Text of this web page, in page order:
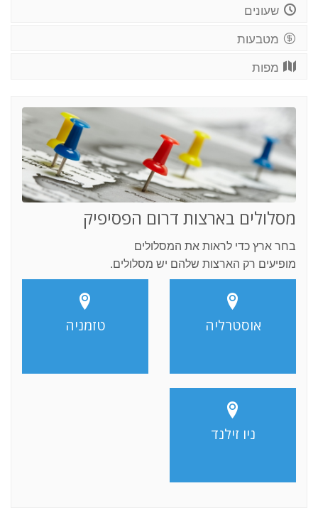
שעונים
מטבעות
מפות
מסלולים בארצות דרום הפסיפיק
בחר ארץ כדי לראות את המסלולים
מופיעים רק הארצות שלהם יש מסלולים.
אוסטרליה טזמניה
ניו זילנד